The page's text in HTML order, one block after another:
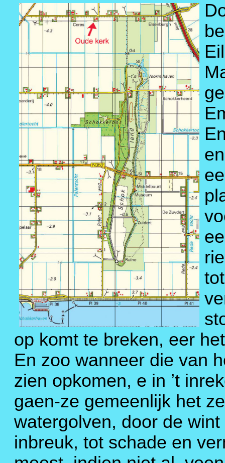
op komt te breken, eer
En zoo wanneer die van
zien opkomen, e in ’t
gaen-ze gemeenlijk het
watergolven, door de
inbreuk, tot schade en